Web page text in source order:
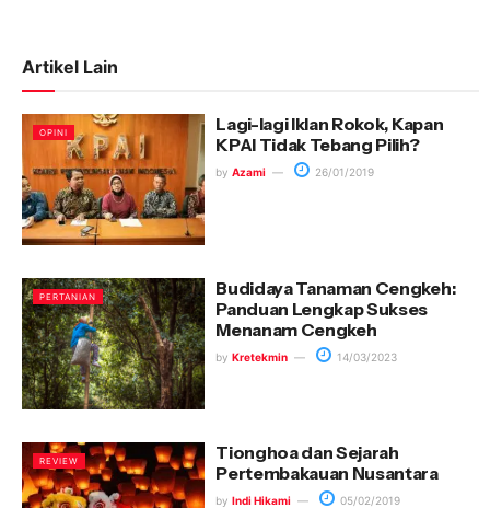
Artikel Lain
OPINI
Lagi-lagi Iklan Rokok, Kapan
KPAI Tidak Tebang Pilih?
by Azami 26/01/2019
PERTANIAN
Budidaya Tanaman Cengkeh:
Panduan Lengkap Sukses
Menanam Cengkeh
by Kretekmin 14/03/2023
REVIEW
Tionghoa dan Sejarah
Pertembakauan Nusantara
by Indi Hikami 05/02/2019